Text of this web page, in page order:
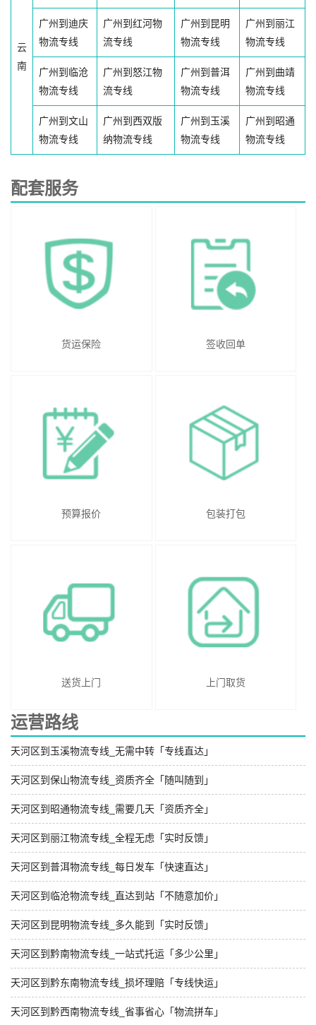
云
南
广州到迪庆
物流专线
广州到红河物
流专线
广州到昆明
物流专线
广州到丽江
物流专线
广州到临沧
物流专线
广州到怒江物
流专线
广州到普洱
物流专线
广州到曲靖
物流专线
广州到文山
物流专线
广州到西双版
纳物流专线
广州到玉溪
物流专线
广州到昭通
物流专线
配套服务
货运保险 签收回单
预算报价 包装打包
送货上门 上门取货
运营路线
天河区到玉溪物流专线_无需中转「专线直达」
天河区到保山物流专线_资质齐全「随叫随到」
天河区到昭通物流专线_需要几天「资质齐全」
天河区到丽江物流专线_全程无虑「实时反馈」
天河区到普洱物流专线_每日发车「快速直达」
天河区到临沧物流专线_直达到站「不随意加价」
天河区到昆明物流专线_多久能到「实时反馈」
天河区到黔南物流专线_一站式托运「多少公里」
天河区到黔东南物流专线_损坏理赔「专线快运」
天河区到黔西南物流专线_省事省心「物流拼车」